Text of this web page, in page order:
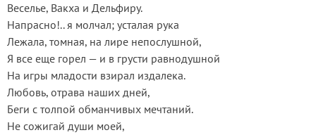
Веселье, Вакха и Дельфиру.
Напрасно!.. я молчал; усталая рука
Лежала, томная, на лире непослушной,
Я все еще горел — и в грусти равнодушной
На игры младости взирал издалека.
Любовь, отрава наших дней,
Беги с толпой обманчивых мечтаний.
Не сожигай души моей,